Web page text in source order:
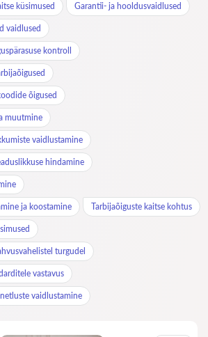
küsimused Garantii- ja hooldusvaidlused
vaidlused
kontroll
õigused
muutmine
vaidlustamine
hindamine
ja koostamine Tarbijaõiguste kaitse kohtus
turgudel
vastavus
vaidlustamine